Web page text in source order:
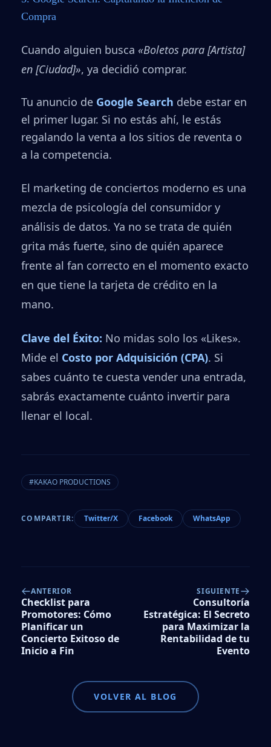
Compra
Cuando alguien busca «Boletos para [Artista]
en [Ciudad]», ya decidió comprar.
Tu anuncio de Google Search debe estar en
el primer lugar. Si no estás ahí, le estás
regalando la venta a los sitios de reventa o
a la competencia.
El marketing de conciertos moderno es una
mezcla de psicología del consumidor y
análisis de datos. Ya no se trata de quién
grita más fuerte, sino de quién aparece
frente al fan correcto en el momento exacto
en que tiene la tarjeta de crédito en la
mano.
Clave del Éxito: No midas solo los «Likes».
Mide el Costo por Adquisición (CPA). Si
sabes cuánto te cuesta vender una entrada,
sabrás exactamente cuánto invertir para
llenar el local.
#KAKAO PRODUCTIONS
COMPARTIR: Twitter/X Facebook WhatsApp
ANTERIOR
Checklist para
Promotores: Cómo
Planificar un
Concierto Exitoso de
Inicio a Fin
SIGUIENTE
Consultoría
Estratégica: El Secreto
para Maximizar la
Rentabilidad de tu
Evento
VOLVER AL BLOG